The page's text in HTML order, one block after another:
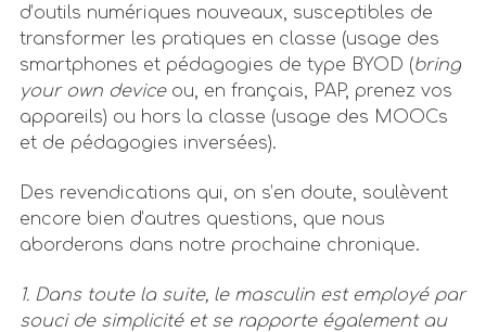
d’outils numériques nouveaux, susceptibles de
transformer les pratiques en classe (usage des
smartphones et pédagogies de type BYOD (bring
your own deviceou, en français, PAP, prenez vos
appareils) ou hors la classe (usage des MOOCs
et de pédagogies inversées).
Des revendications qui, on s’en doute, soulèvent
encore bien d’autres questions, que nous
aborderons dans notre prochaine chronique.
1. Dans toute la suite, le masculin est employé par
souci de simplicité et se rapporte également au